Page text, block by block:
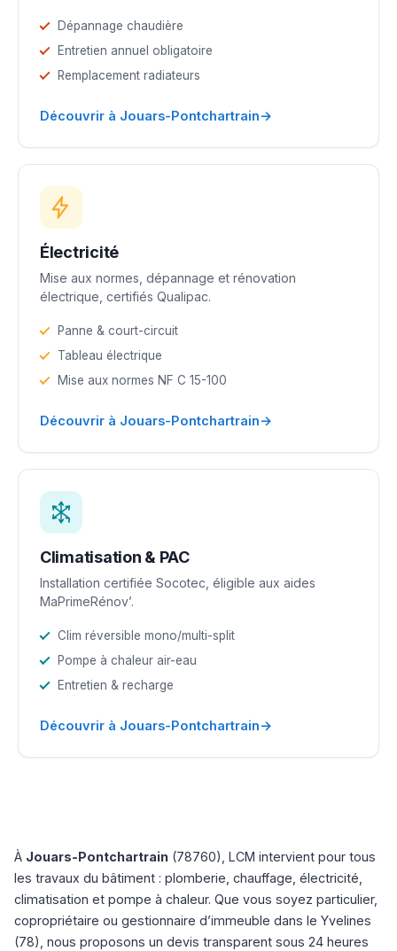
Dépannage chaudière
Entretien annuel obligatoire
Remplacement radiateurs
Découvrir à Jouars-Pontchartrain→
Électricité
Mise aux normes, dépannage et rénovation
électrique, certifiés Qualipac.
Panne & court-circuit
Tableau électrique
Mise aux normes NF C 15-100
Découvrir à Jouars-Pontchartrain→
Climatisation & PAC
Installation certifiée Socotec, éligible aux aides
MaPrimeRénov’.
Clim réversible mono/multi-split
Pompe à chaleur air-eau
Entretien & recharge
Découvrir à Jouars-Pontchartrain→
À Jouars-Pontchartrain (78760), LCM intervient pour tous
les travaux du bâtiment : plomberie, chauffage, électricité,
climatisation et pompe à chaleur. Que vous soyez particulier,
copropriétaire ou gestionnaire d’immeuble dans le Yvelines
(78), nous proposons un devis transparent sous 24 heures